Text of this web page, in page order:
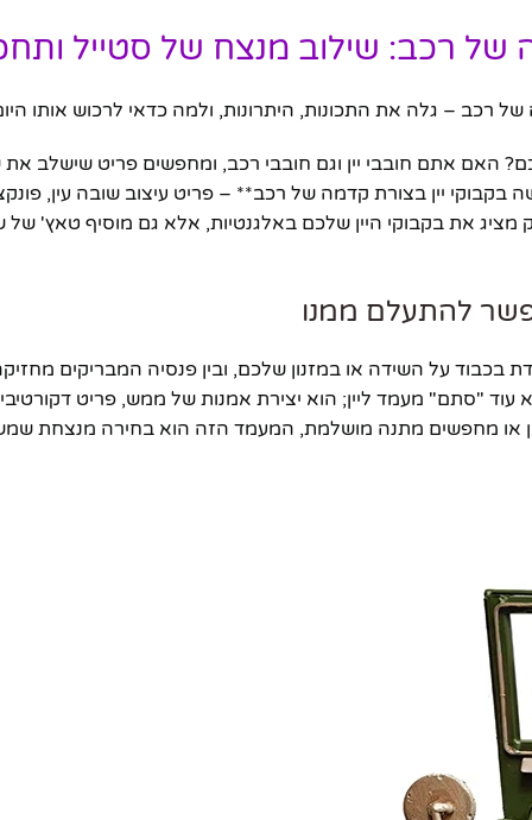
של רכב: שילוב מנצח של סטייל
האם אתם חובבי יין וגם חובבי רכב, ומחפשים פריט שישלב
יין בצורת קדמה של רכב** – פריט עיצוב שובה עין,
מציג את בקבוקי היין שלכם באלגנטיות, אלא גם מוסיף טאץ' של
להתעלם ממנו
על השידה או במזנון שלכם, ובין פנסיה המבריקים
עוד "סתם" מעמד ליין; הוא יצירת אמנות של ממש, פריט
או מחפשים מתנה מושלמת, המעמד הזה הוא בחירה מנצחת